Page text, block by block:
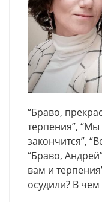
“Браво,
терпения”,
закончится”,
“Браво,
вам и
осудили? В чем